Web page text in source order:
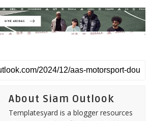
About Siam Outlook
Templatesyard is a blogger resources